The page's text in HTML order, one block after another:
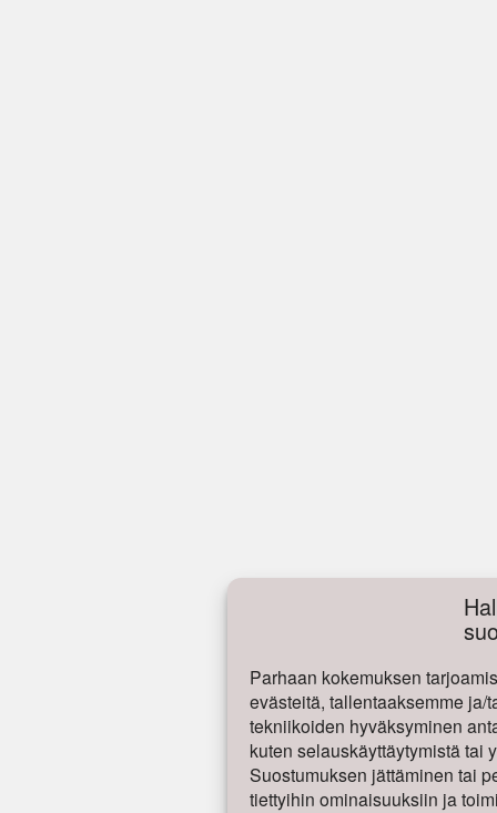
Parhaan kokemuksen
evästeitä, tallentaaksemme ja/
tekniikoiden hyväksyminen
kuten selauskäyttäytymistä tai
Suostumuksen jättäminen tai
tiettyihin ominaisuuksiin ja